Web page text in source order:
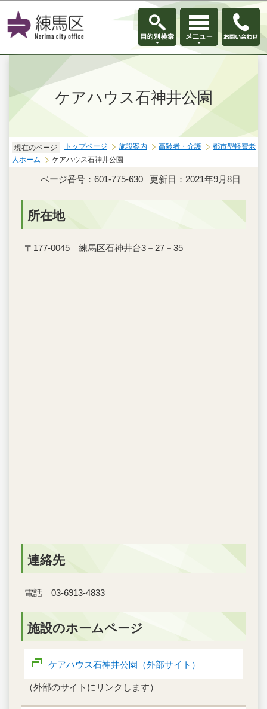
このページの本文へ移動
ケアハウス石神井公園
現在のページ トップページ 施設案内 高齢者・介護
都市型軽費老
人ホーム
ケアハウス石神井公園
ページ番号：601-775-630 更新日：2021年9月8日
所在地
〒177-0045 練馬区石神井台3－27－35
連絡先
電話 03-6913-4833
施設のホームページ
ケアハウス石神井公園（外部サイト）
（外部のサイトにリンクします）